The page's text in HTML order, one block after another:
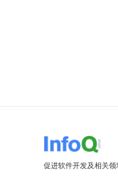
促进软件开发及相关